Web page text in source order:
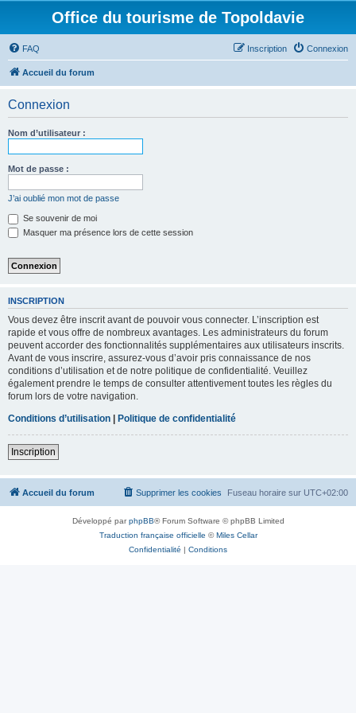
Office du tourisme de Topoldavie
FAQ Connexion
Inscription
Accueil du forum
Connexion
Nom d’utilisateur :
Mot de passe :
J’ai oublié mon mot de passe
Se souvenir de moi
Masquer ma présence lors de cette session
INSCRIPTION
Vous devez être inscrit avant de pouvoir vous connecter. L’inscription est
rapide et vous offre de nombreux avantages. Les administrateurs du forum
peuvent accorder des fonctionnalités supplémentaires aux utilisateurs inscrits.
Avant de vous inscrire, assurez-vous d’avoir pris connaissance de nos
conditions d’utilisation et de notre politique de confidentialité. Veuillez
également prendre le temps de consulter attentivement toutes les règles du
forum lors de votre navigation.
Conditions d’utilisation | Politique de confidentialité
Inscription
Accueil du forum Fuseau horaire sur UTC+02:00
Supprimer les cookies
Développé parphpBB® Forum Software © phpBB Limited
Traduction française officielle ©Miles Cellar
Confidentialité | Conditions